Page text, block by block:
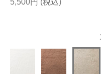
大量購入・法人向けの購入の方